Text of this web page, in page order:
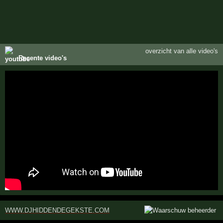
Recente video's
overzicht van alle video's
WWW.DJHIDDENDEGEKSTE.COM